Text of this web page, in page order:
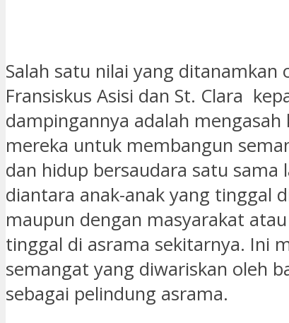
Salah satu nilai yang ditanamkan
Fransiskus Asisi dan St. Clara
dampingannya adalah mengasah
mereka untuk membangun
dan hidup bersaudara satu sama
diantara anak-anak yang tinggal
maupun dengan masyarakat
tinggal di asrama sekitarnya. Ini
semangat yang diwariskan oleh
sebagai pelindung asrama.